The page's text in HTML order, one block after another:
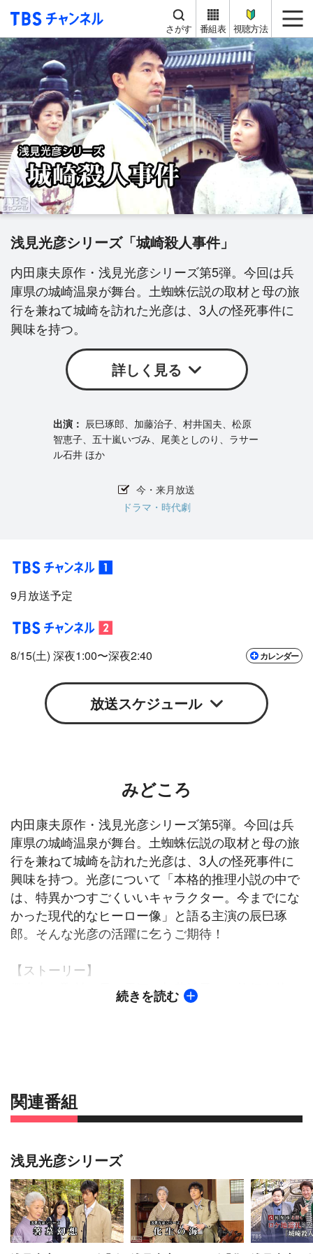
TBS チャンネル
さがす 番組表 視聴方法
浅見光彦シリーズ「城崎殺人事件」
内田康夫原作・浅見光彦シリーズ第5弾。今回は兵
庫県の城崎温泉が舞台。土蜘蛛伝説の取材と母の旅
行を兼ねて城崎を訪れた光彦は、3人の怪死事件に
興味を持つ。
詳しく見る
辰巳琢郎、加藤治子、村井国夫、松原
智恵子、五十嵐いづみ、尾美としのり、ラサー
ル石井 ほか
今・来月放送
ドラマ・時代劇
9月放送予定
8/15(土) 深夜1:00〜深夜2:40 カレンダー
Google iCal
放送スケジュール
みどころ
内田康夫原作・浅見光彦シリーズ第5弾。今回は兵
庫県の城崎温泉が舞台。土蜘蛛伝説の取材と母の旅
行を兼ねて城崎を訪れた光彦は、3人の怪死事件に
興味を持つ。光彦について「本格的推理小説の中で
は、特異かつすごくいいキャラクター。今までにな
かった現代的なヒーロー像」と語る主演の辰巳琢
郎。そんな光彦の活躍に乞うご期待！
【ストーリー】
郷土史の取材と母・雪江（加藤治子）の旅行を兼ね
て、兵庫の城崎温泉に来た浅見光彦（辰巳琢郎）。
れた。その時、現場で花を供えるまゆ子（五十嵐い
づみ）の姿を見た。
ゆ子の恋人・水野は昨年、幽霊ビルで変死したとい
う。しかし、まゆ子は自殺説に疑問を抱いてい
た…。
続きを読む
関連番組
浅見光彦シリーズ